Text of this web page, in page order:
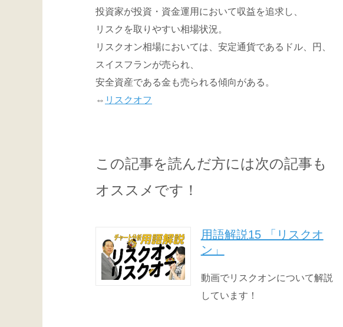
投資家が投資・資金運用において収益を追求し、
リスクを取りやすい相場状況。
リスクオン相場においては、安定通貨であるドル、円、
スイスフランが売られ、
安全資産である金も売られる傾向がある。
⇔ リスクオフ
この記事を読んだ方には次の記事も
オススメです！
用語解説15 「リスクオ
ン」
動画でリスクオンについて解説
しています！